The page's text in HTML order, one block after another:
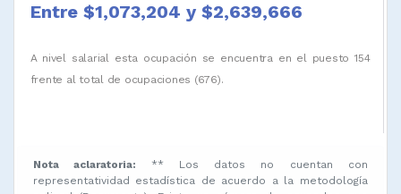
Entre $1,073,204 y $2,639,666
A nivel salarial esta ocupación se encuentra en el puesto 154
frente al total de ocupaciones (676).
Nota aclaratoria:
** Los datos no cuentan con
representatividad estadística de acuerdo a la metodología